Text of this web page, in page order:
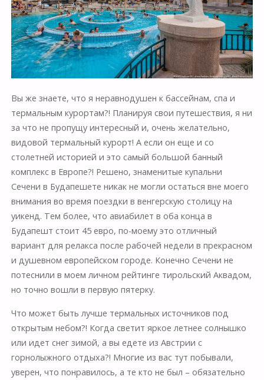
Вы же знаете, что я неравнодушен к бассейнам, спа и
термальным курортам?! Планируя свои путешествия, я ни
за что не пропущу интересный и, очень желательно,
видовой термальный курорт! А если он еще и со
столетней историей и это самый большой банный
комплекс в Европе?! Решено, знаменитые купальни
Сечени в Будапешете никак не могли остаться вне моего
внимания во время поездки в венгерскую столицу на
уикенд. Тем более, что авиабилет в оба конца в
Будапешт стоит 45 евро, по-моему это отличный
вариант для релакса после рабочей недели в прекрасном
и душевном европейском городе. Конечно Сечени не
потеснили в моем личном рейтинге тирольский Аквадом,
но точно вошли в первую пятерку.
Что может быть лучше термальных источников под
открытым небом?! Когда светит яркое летнее солнышко
или идет снег зимой, а вы едете из Австрии с
горнолыжного отдыха?! Многие из вас тут побывали,
уверен, что понравилось, а те кто не был – обязательно